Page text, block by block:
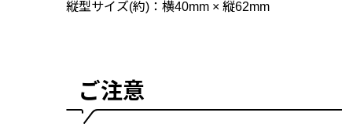
縦型サイズ(約)：横40mm × 縦62mm
ご注意